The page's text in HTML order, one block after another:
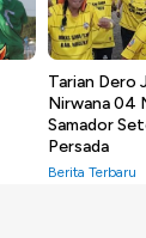
Tarian Dero
Nirwana 04
Samador
Persada
Berita Terbaru